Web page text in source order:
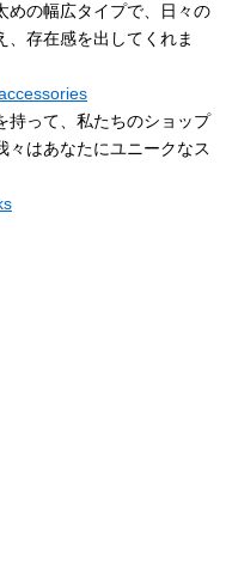
めの幅広タイプで、日々の
、存在感を出してくれま
持って、私たちのショップ
々はあなたにユニークなス